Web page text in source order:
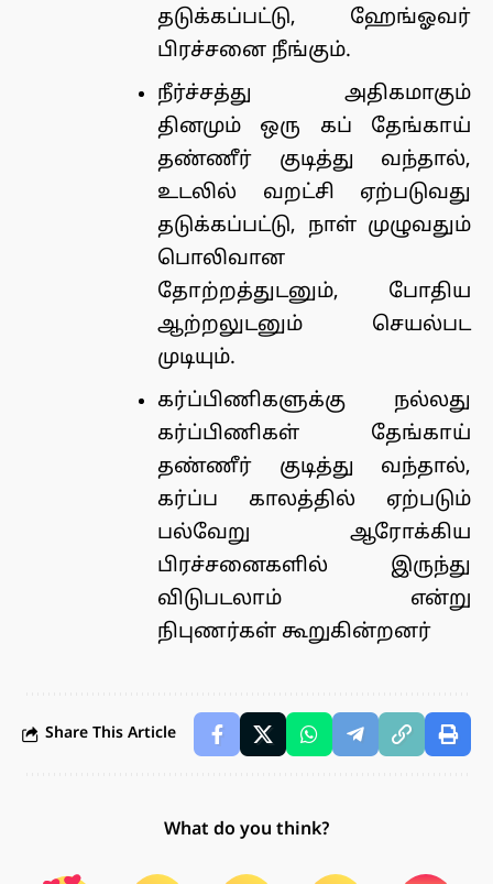
தடுக்கப்பட்டு, ஹேங்ஓவர்
பிரச்சனை நீங்கும்.
நீர்ச்சத்து அதிகமாகும்
தினமும் ஒரு கப் தேங்காய்
தண்ணீர் குடித்து வந்தால்,
உடலில் வறட்சி ஏற்படுவது
தடுக்கப்பட்டு, நாள் முழுவதும்
பொலிவான
தோற்றத்துடனும், போதிய
ஆற்றலுடனும் செயல்பட
முடியும்.
கர்ப்பிணிகளுக்கு நல்லது
கர்ப்பிணிகள் தேங்காய்
தண்ணீர் குடித்து வந்தால்,
கர்ப்ப காலத்தில் ஏற்படும்
பல்வேறு ஆரோக்கிய
பிரச்சனைகளில் இருந்து
விடுபடலாம் என்று
நிபுணர்கள் கூறுகின்றனர்
Share This Article
What do you think?